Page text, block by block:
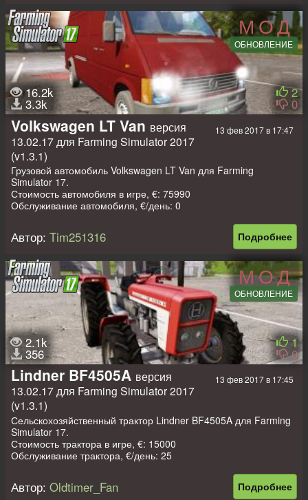
МОД
ОБНОВЛЕНИЕ
16.2k
3.3k
2
0
13 фев 2017 в 17:47
Volkswagen LT Van версия
13.02.17 для Farming Simulator 2017
(v1.3.1)
Грузовой автомобиль Volkswagen LT Van для Farming
Simulator 17.
Стоимость автомобиля в игре, €: 75990
Обслуживание автомобиля, €/день: 0
Подробнее
Автор: Tim251316
МОД
ОБНОВЛЕНИЕ
2.1k
356
1
0
13 фев 2017 в 17:45
Lindner BF4505A версия
13.02.17 для Farming Simulator 2017
(v1.3.1)
Сельскохозяйственный трактор Lindner BF4505A для Farming
Simulator 17.
Стоимость трактора в игре, €: 15000
Обслуживание трактора, €/день: 25
Подробнее
Автор: Oldtimer_Fan